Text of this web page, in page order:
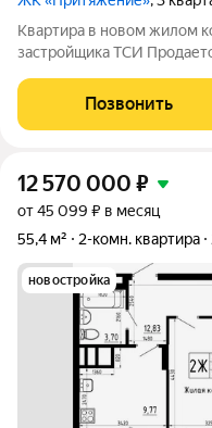
Квартира в новом жилом
застройщика ТСИ
дома. О КОМПЛЕКСЕ ЖК
эстетика в каждом метре.
Позвонить
12 570 000 ₽
от 45 099 ₽ в месяц
55,4 м²
2-комн. квартира
новостройка